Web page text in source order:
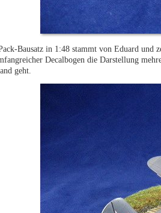
Bausatz in 1:48 stammt von Eduard und
Decalbogen die Darstellung
geht.